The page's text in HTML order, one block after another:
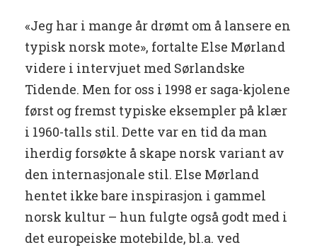
«Jeg har i mange år drømt om å lansere en
typisk norsk mote», fortalte Else Mørland
videre i intervjuet med Sørlandske
Tidende. Men for oss i 1998 er saga-kjolene
først og fremst typiske eksempler på klær
i 1960-talls stil. Dette var en tid da man
iherdig forsøkte å skape norsk variant av
den internasjonale stil. Else Mørland
hentet ikke bare inspirasjon i gammel
norsk kultur – hun fulgte også godt med i
det europeiske motebilde, bl.a. ved